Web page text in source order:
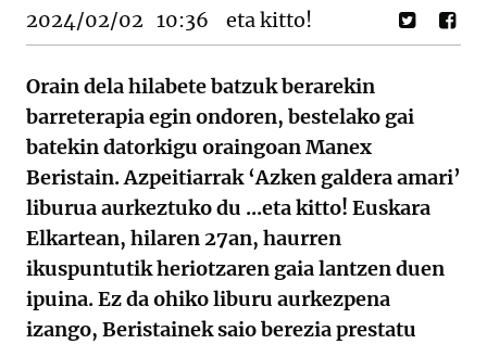
2024/02/02 10:36 eta kitto!
Orain dela hilabete batzuk berarekin
barreterapia egin ondoren, bestelako gai
batekin datorkigu oraingoan Manex
Beristain. Azpeitiarrak ‘Azken galdera amari’
liburua aurkeztuko du ...eta kitto! Euskara
Elkartean, hilaren 27an, haurren
ikuspuntutik heriotzaren gaia lantzen duen
ipuina. Ez da ohiko liburu aurkezpena
izango, Beristainek saio berezia prestatu